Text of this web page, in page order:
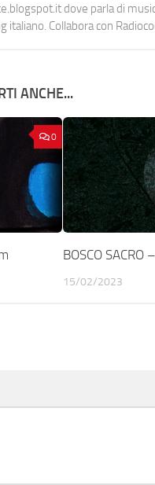
dove parla di
italiano. Collabora con
ANCHE...
0
BOSCO SACRO
15/02/2023